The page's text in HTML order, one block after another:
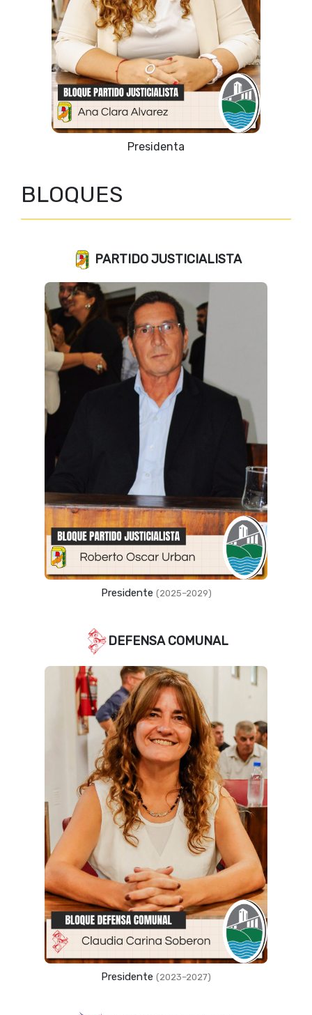
Vicepresidente 1º
BLOQUES
PARTIDO JUSTICIALISTA
Vicepresidente(2023–2027)
DEFENSA COMUNAL
Presidente (2023–2027)